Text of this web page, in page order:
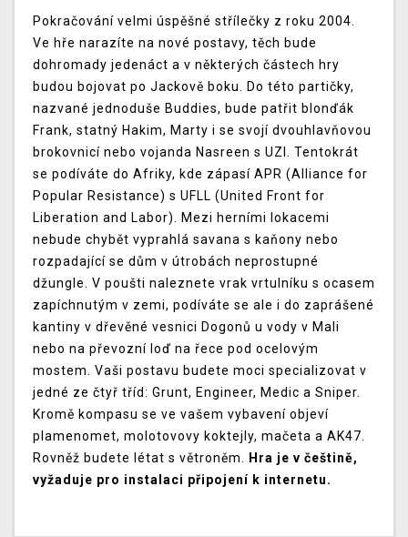
Pokračování velmi úspěšné střílečky z roku 2004.
Ve hře narazíte na nové postavy, těch bude
dohromady jedenáct a v některých částech hry
budou bojovat po Jackově boku. Do této partičky,
nazvané jednoduše Buddies, bude patřit blonďák
Frank, statný Hakim, Marty i se svojí dvouhlavňovou
brokovnicí nebo vojanda Nasreen s UZI. Tentokrát
se podíváte do Afriky, kde zápasí APR (Alliance for
Popular Resistance) s UFLL (United Front for
Liberation and Labor). Mezi herními lokacemi
nebude chybět vyprahlá savana s kaňony nebo
rozpadající se dům v útrobách neprostupné
džungle. V poušti naleznete vrak vrtulníku s ocasem
zapíchnutým v zemi, podíváte se ale i do zaprášené
kantiny v dřevěné vesnici Dogonů u vody v Mali
nebo na převozní loď na řece pod ocelovým
mostem. Vaši postavu budete moci specializovat v
jedné ze čtyř tříd: Grunt, Engineer, Medic a Sniper.
Kromě kompasu se ve vašem vybavení objeví
plamenomet, molotovovy koktejly, mačeta a AK47.
Rovněž budete létat s větroněm. Hra je v češtině,
vyžaduje pro instalaci připojení k internetu.